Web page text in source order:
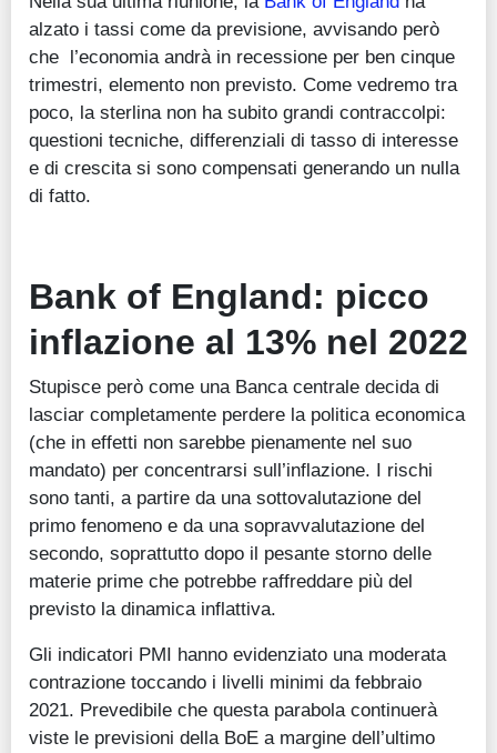
alzato i tassi come da previsione, avvisando però
che l’economia andrà in recessione per ben cinque
trimestri, elemento non previsto. Come vedremo tra
poco, la sterlina non ha subito grandi contraccolpi:
questioni tecniche, differenziali di tasso di interesse
e di crescita si sono compensati generando un nulla
di fatto.
Bank of England: picco
inflazione al 13% nel 2022
Stupisce però come una Banca centrale decida di
lasciar completamente perdere la politica economica
(che in effetti non sarebbe pienamente nel suo
mandato) per concentrarsi sull’inflazione. I rischi
sono tanti, a partire da una sottovalutazione del
primo fenomeno e da una sopravvalutazione del
secondo, soprattutto dopo il pesante storno delle
materie prime che potrebbe raffreddare più del
previsto la dinamica inflattiva.
Gli indicatori PMI hanno evidenziato una moderata
contrazione toccando i livelli minimi da febbraio
2021. Prevedibile che questa parabola continuerà
viste le previsioni della BoE a margine dell’ultimo